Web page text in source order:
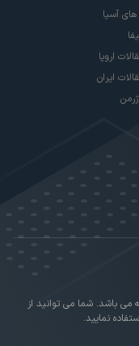
آسیا
اروپا
ایران
باشد. شما می توانید از
نمایید.